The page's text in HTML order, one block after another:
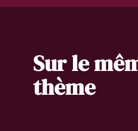
Sur le
thème